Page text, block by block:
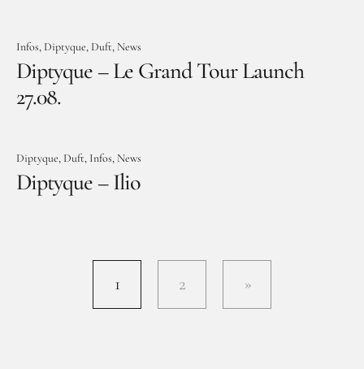
Infos Diptyque Duft News
Diptyque – Le Grand Tour Launch
27.08.
Diptyque Duft Infos News
Diptyque – Ilio
1 2